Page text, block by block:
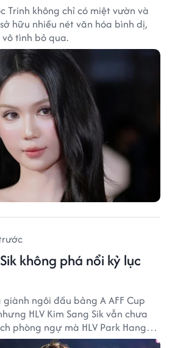
Trinh không chỉ có miệt vườn và
hữu nhiều nét văn hóa bình dị,
tình bỏ qua.
không phá nổi kỷ lục
ngôi đầu bảng A AFF Cup
HLV Kim Sang Sik vẫn chưa
phòng ngự mà HLV Park Hang